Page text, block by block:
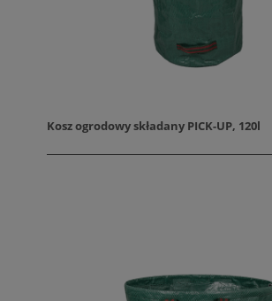
Kosz ogrodowy składany PICK-UP, 120l